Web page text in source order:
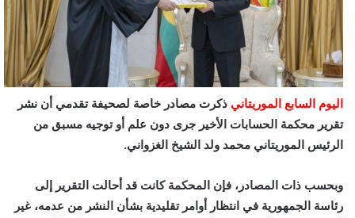
اليوم السابع الموريتاني ذكرت مصادر خاصة لصحيفة تقدمي أن نشر
تقرير محكمة الحسابات الأخير جرى دون علم أو توجيه مسبق من
الرئيس الموريتاني محمد ولد الشيخ الغزواني.
وبحسب ذات المصادر، فإن المحكمة كانت قد أحالت التقرير إلى
رئاسة الجمهورية في انتظار أوامر تقليدية بشأن النشر من عدمه، غير